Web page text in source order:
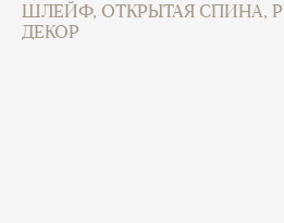
ШЛЕЙФ, ОТКРЫТАЯ СПИНА,
ДЕКОР